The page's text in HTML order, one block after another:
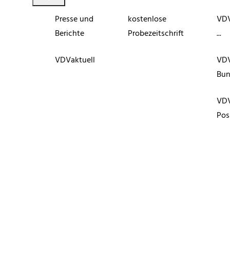
Presse und
Berichte
VDVaktuell
kostenlose
Probezeitschrift
...